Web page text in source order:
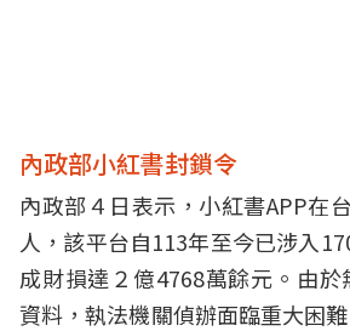
內政部小紅書封鎖令
內政部４日表示，小紅書APP在
人，該平台自113年至今已涉入
成財損達２億4768萬餘元。由
資料，執法機關偵辦面臨重大困